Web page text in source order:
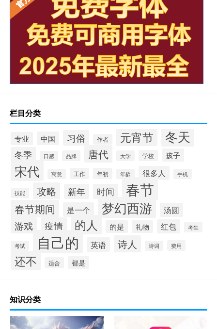
栏目分类
专业 中国 习俗 作者 元宵节 冬天
冬季 口感 品牌 唐代 大学 学校 孩子
宋代 寓意 工作 年初 年龄 很多人 手机
技能 攻略 新年 时间 春节
春节期间 是一个 梦幻西游 汤圆
游戏 疫情 的人 的是 礼物 红包 考生
考试 自己的 英语 诗人 诗词 费用
还不 适合 都是
知识分类